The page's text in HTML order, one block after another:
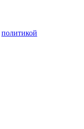
политикой